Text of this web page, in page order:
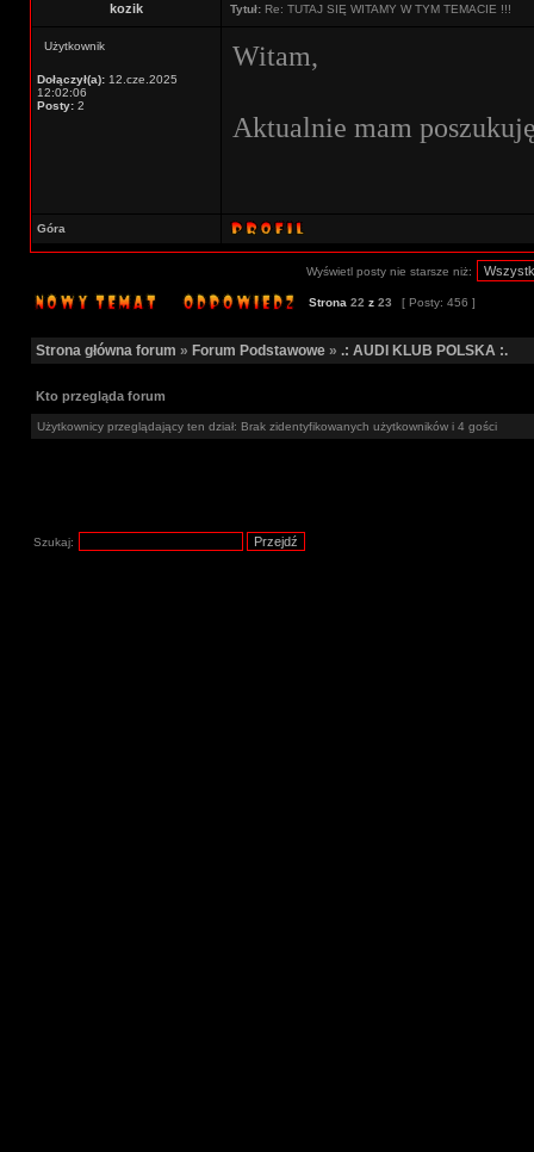
kozik Tytuł: Re: TUTAJ SIĘ WITAMY W TYM TEMACIE !!!
Użytkownik
Dołączył(a): 12.cze.2025
12:02:06
Posty: 2
Witam,
Aktualnie mam
Góra
Wyświetl posty nie starsze niż:
Strona 22 z 23 [ Posty: 456 ]
Strona główna forum » Forum Podstawowe » .: AUDI KLUB POLSKA :.
Kto przegląda forum
Użytkownicy przeglądający ten dział: Brak zidentyfikowanych użytkowników i 4 gości
Szukaj: